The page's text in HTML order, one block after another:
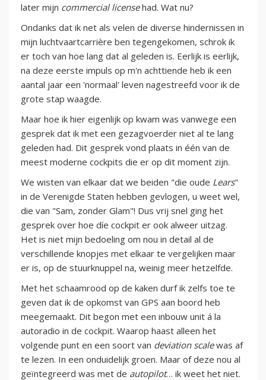
later mijn commercial licensehad. Wat nu?
Ondanks dat ik net als velen de diverse hindernissen in
mijn luchtvaartcarrière ben tegengekomen, schrok ik
er toch van hoe lang dat al geleden is. Eerlijk is eerlijk,
na deze eerste impuls op m'n achttiende heb ik een
aantal jaar een 'normaal' leven nagestreefd voor ik de
grote stap waagde.
Maar hoe ik hier eigenlijk op kwam was vanwege een
gesprek dat ik met een gezagvoerder niet al te lang
geleden had. Dit gesprek vond plaats in één van de
meest moderne cockpits die er op dit moment zijn.
We wisten van elkaar dat we beiden "die oude Lears"
in de Verenigde Staten hebben gevlogen, u weet wel,
die van "Sam, zonder Glam"! Dus vrij snel ging het
gesprek over hoe díe cockpit er ook alweer uitzag.
Het is niet mijn bedoeling om nou in detail al de
verschillende knopjes met elkaar te vergelijken maar
er is, op de stuurknuppel na, weinig meer hetzelfde.
Met het schaamrood op de kaken durf ik zelfs toe te
geven dat ik de opkomst van GPS aan boord heb
meegemaakt. Dit begon met een inbouw unit á la
autoradio in de cockpit. Waarop haast alleen het
volgende punt en een soort van deviation scalewas af
te lezen. In een onduidelijk groen. Maar of deze nou al
geïntegreerd was met de autopilot… ik weet het niet.